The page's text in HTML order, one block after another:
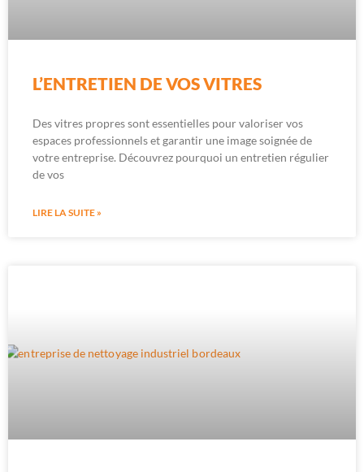
L’ENTRETIEN DE VOS VITRES
Des vitres propres sont essentielles pour valoriser vos
espaces professionnels et garantir une image soignée de
votre entreprise. Découvrez pourquoi un entretien régulier
de vos
LIRE LA SUITE »